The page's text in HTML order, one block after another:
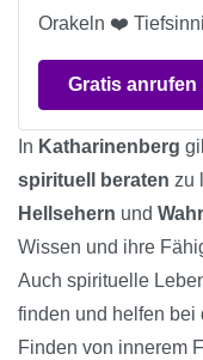
Orakeln ❤️
Gratis anrufen
In Katharinenberg
spirituell beraten zu
Hellsehern und
Wissen und ihre
Auch spirituelle
finden und helfen bei
Finden von innerem